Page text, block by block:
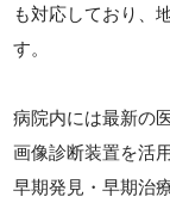
も対応しており、
す。
病院内には最新の
画像診断装置を活
早期発見・早期治